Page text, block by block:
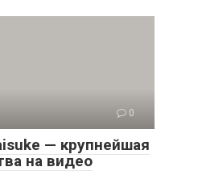
0
— крупнейшая
на видео